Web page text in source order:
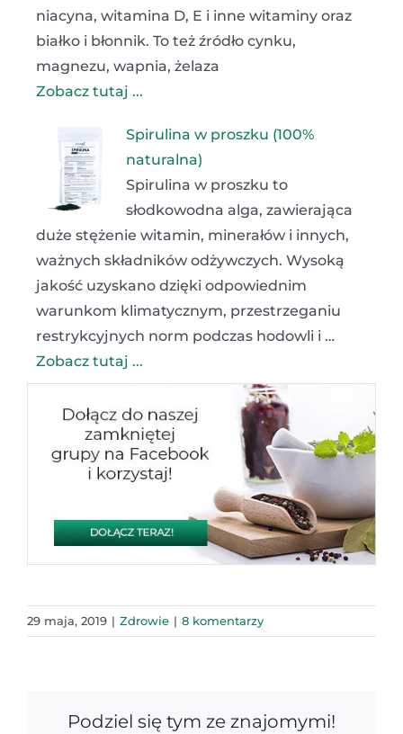
niacyna, witamina D, E i inne witaminy oraz
białko i błonnik. To też źródło cynku,
magnezu, wapnia, żelaza
Zobacz tutaj ...
Spirulina w proszku (100%
naturalna)
Spirulina w proszku to
słodkowodna alga, zawierająca
duże stężenie witamin, minerałów i innych,
ważnych składników odżywczych. Wysoką
jakość uzyskano dzięki odpowiednim
warunkom klimatycznym, przestrzeganiu
restrykcyjnych norm podczas hodowli i …
Zobacz tutaj ...
29 maja, 2019 | Zdrowie | 8 komentarzy
Podziel się tym ze znajomymi!